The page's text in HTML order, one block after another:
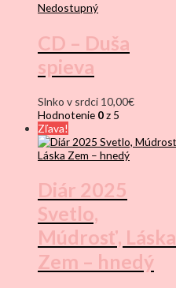
Nedostupný
CD – Duša
spieva
Slnko v srdci 10,00€
Hodnotenie 0z 5
Zľava!
Diár 2025
Svetlo,
Múdrosť, Láska
Zem – hnedý